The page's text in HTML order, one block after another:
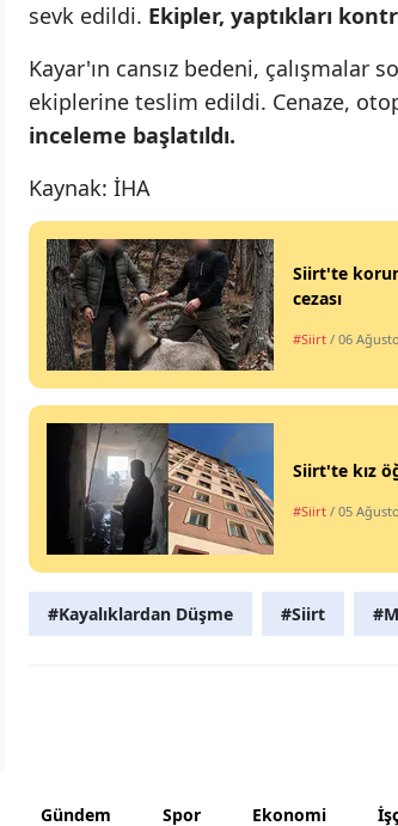
sevk edildi. Ekipler, yaptıkları
Kayar'ın cansız bedeni, çalışmalar
ekiplerine teslim edildi. Cenaze,
inceleme başlatıldı.
Kaynak: İHA
Siirt'te
cezası
#Siirt / 06
Siirt'te kız
#Siirt / 05
#Kayalıklardan Düşme #Siirt
Gündem Spor Ekonomi